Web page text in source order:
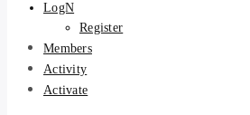
LogN
Register
Members
Activity
Activate